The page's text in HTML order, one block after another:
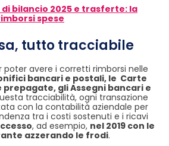
di bilancio 2025 e trasferte: la
spese
tutto tracciabile
avere i corretti rimborsi nelle
bancari e postali, le Carte
gli Assegni bancari e
tracciabilità, ogni transazione
con la contabilità aziendale per
tra i costi sostenuti e i ricavi
, ad esempio, nel 2019 con le
azzerando le frodi.